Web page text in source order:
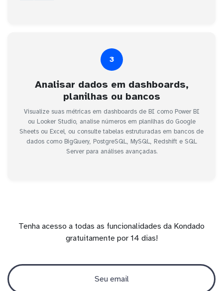
3
Analisar dados em dashboards,
planilhas ou bancos
Visualize suas métricas em dashboards de BI como Power BI
ou Looker Studio, analise números em planilhas do Google
Sheets ou Excel, ou consulte tabelas estruturadas em bancos de
dados como BigQuery, PostgreSQL, MySQL, Redshift e SQL
Server para análises avançadas.
Tenha acesso a todas as funcionalidades da Kondado
gratuitamente por 14 dias!